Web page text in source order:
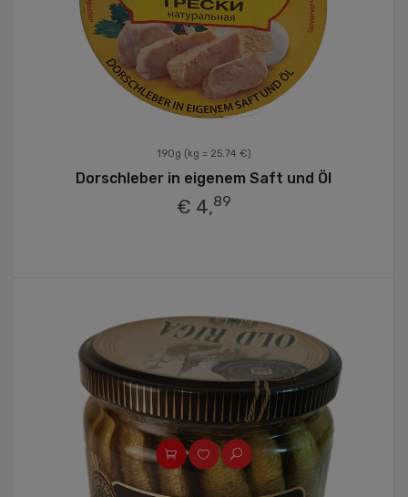
190g (kg = 25.74 €)
Dorschleber in eigenem Saft und Öl
€ 4,89